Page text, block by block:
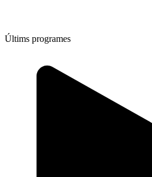
Últims programes